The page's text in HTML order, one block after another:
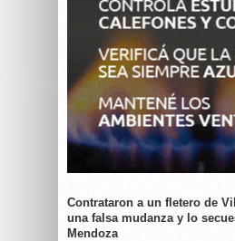
Contrataron a un fletero de
una falsa mudanza y lo
Mendoza